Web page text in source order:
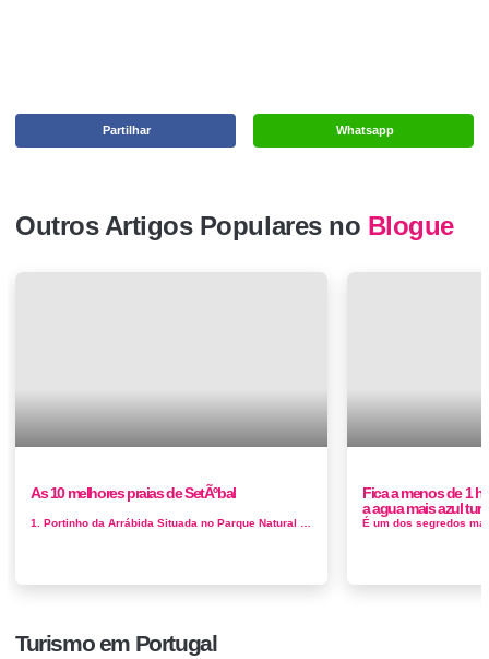
Whatsapp
Partilhar
Outros Artigos Populares no Blogue
As 10 melhores praias de SetÃºbal
Fica a menos de 1
a agua mais azul
Turismo em Portugal